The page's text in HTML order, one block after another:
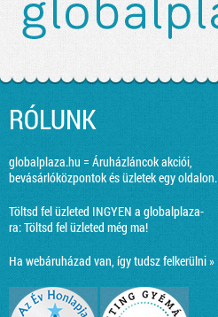
RÓLUNK
globalplaza.hu = Áruházláncok akciói,
bevásárlóközpontok és üzletek egy oldalon.
Töltsd fel üzleted INGYEN a globalplaza-
ra:Töltsd fel üzleted még ma!
Ha webáruházad van, így tudsz felkerülni »